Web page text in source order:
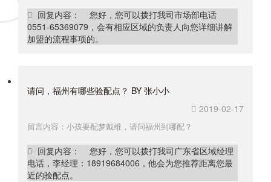
回复内容： 您好，您可以拨打我司市场部电话
0551-65369079，会有相应区域的负责人向您详细讲解
加盟的流程事项的。
请问，福州有哪些验配点？ BY 张小小
2019-02-17
留言内容：小孩要配梦戴维，请问福州到哪配？
回复内容： 您好，您可以拨打我司广东省区域经理
电话，李经理：18919684006，他会为您推荐距离您最
近的验配点。